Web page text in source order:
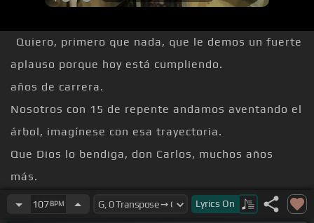
Quiero, primero que nada, que le demos un fuerte
aplauso porque hoy está cumpliendo.
años de carrera.
Nosotros con 15 de repente andamos aventando el
árbol, imagínese con esa trayectoria.
Que Dios lo bendiga, don Carlos, muchos años
más.
conservando esa voz tan hermosa.
107BPM Lyrics On